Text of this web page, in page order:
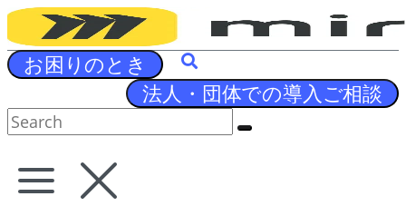
Skip
to
content
お困りのとき
法人・団体での導入ご相談